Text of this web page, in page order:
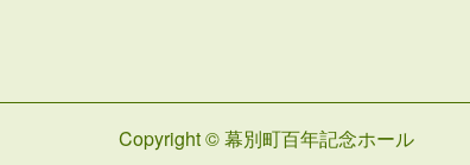
Copyright © 幕別町百年記念ホール